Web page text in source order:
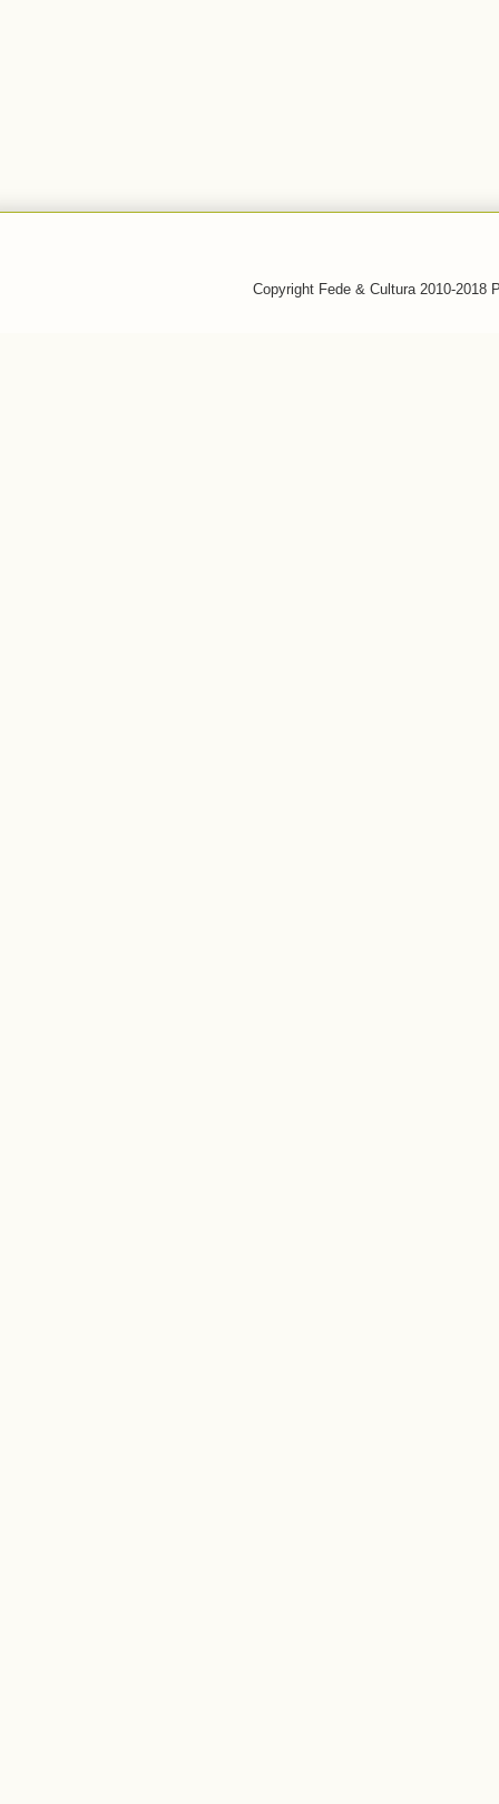
Copyright Fede & Cultura 2010-2018